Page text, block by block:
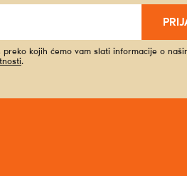
kojih ćemo vam slati informacije o
.